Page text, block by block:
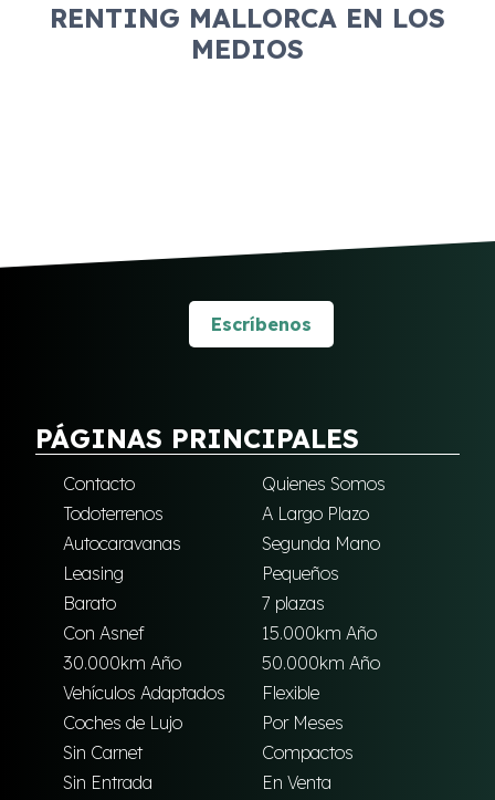
RENTING MALLORCA EN LOS
MEDIOS
Escríbenos
PÁGINAS PRINCIPALES
Contacto
Quienes Somos
Todoterrenos
A Largo Plazo
Autocaravanas
Segunda Mano
Leasing
Pequeños
Barato
7 plazas
Con Asnef
15.000km Año
30.000km Año
50.000km Año
Vehículos Adaptados
Flexible
Coches de Lujo
Por Meses
Sin Carnet
Compactos
Sin Entrada
En Venta